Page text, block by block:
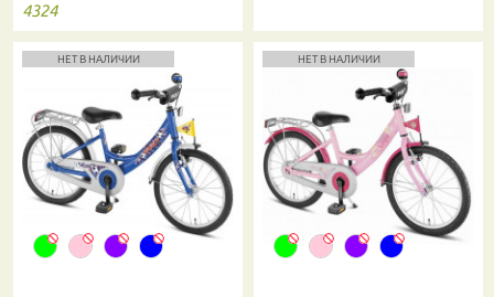
4324
НЕТ В НАЛИЧИИ НЕТ В НАЛИЧИИ